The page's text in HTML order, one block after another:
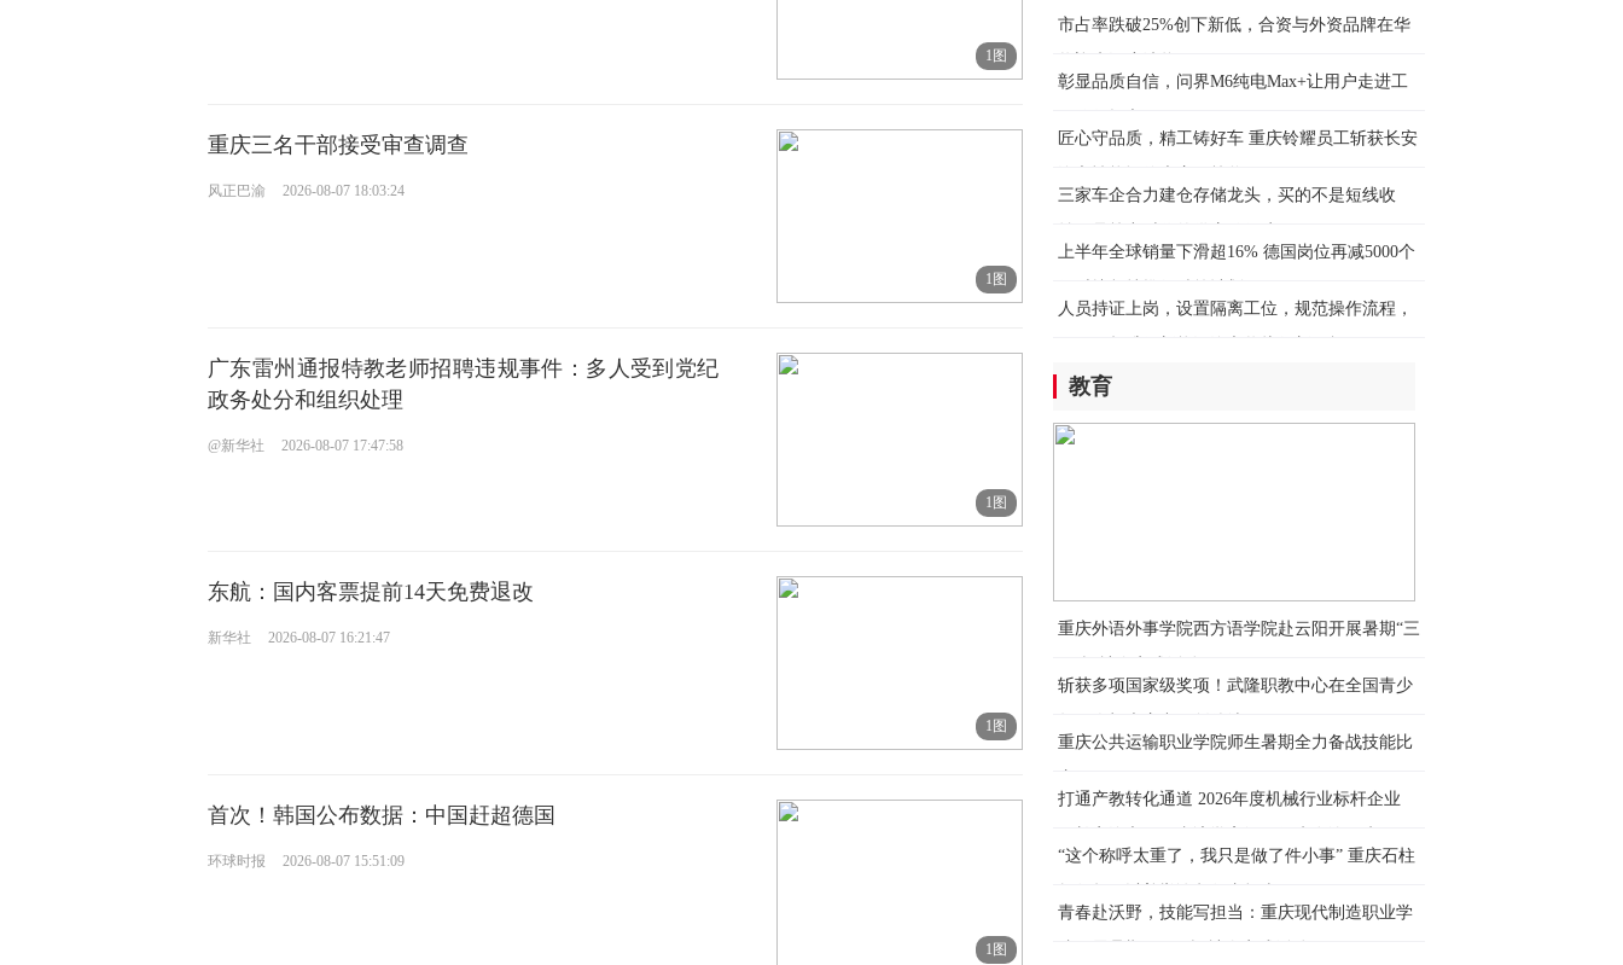
1图
重庆三名干部接受审查调查
风正巴渝 2026-08-07 18:03:24
1图
广东雷州通报特教老师招聘违规事件：多人受到党纪
政务处分和组织处理
@新华社 2026-08-07 17:47:58
1图
东航：国内客票提前14天免费退改
新华社 2026-08-07 16:21:47
1图
首次！韩国公布数据：中国赶超德国
环球时报 2026-08-07 15:51:09
1图
慧”——访南非电力和能源部部长拉莫豪帕
视频丨国防部：日本“再军事化”妄动是地
区和平稳定的真正威胁
综述丨巨额关税退款难以惠及美国消费者
外媒观察丨海外青年追捧中式生活方式 世
界看见鲜活立体的中国
在其中”网络大思政课开讲
8小时前
【好评中国】烟火氤氲处，经济脉动时
8小时前
理响中国·一笔一画｜推进城市更新，勾
勒“幸福之城”壮阔图景
8小时前
人民论坛网评 | “文化列车”：从“送文
化”到“种文化”
市占率跌破25%创下新低，合资与外资品牌在华
彰显品质自信，问界M6纯电Max+让用户走进工
匠心守品质，精工铸好车 重庆铃耀员工斩获长安
三家车企合力建仓存储龙头，买的不是短线收
上半年全球销量下滑超16% 德国岗位再减5000个
人员持证上岗，设置隔离工位，规范操作流程，
教育
重庆外语外事学院西方语学院赴云阳开展暑期“三
斩获多项国家级奖项！武隆职教中心在全国青少
重庆公共运输职业学院师生暑期全力备战技能比
打通产教转化通道 2026年度机械行业标杆企业
“这个称呼太重了，我只是做了件小事” 重庆石柱
青春赴沃野，技能写担当：重庆现代制造职业学